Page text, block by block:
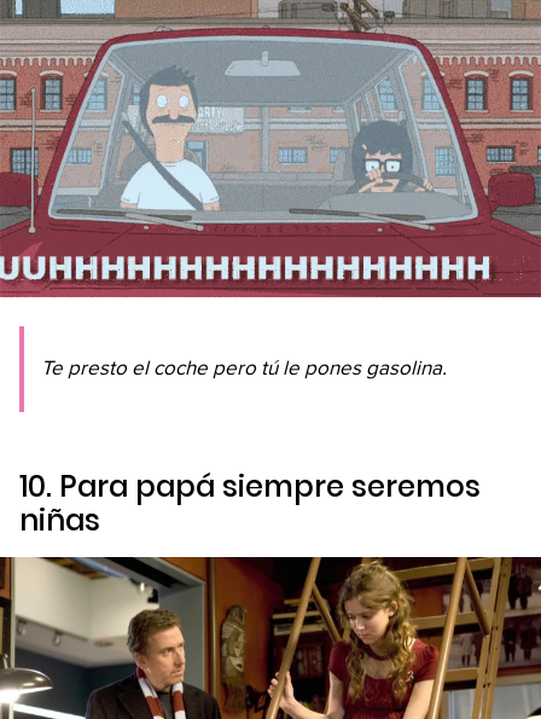
Te presto el coche pero tú le pones gasolina.
10. Para papá siempre seremos
niñas